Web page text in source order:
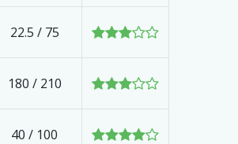
22.5 / 75
180 / 210
40 / 100